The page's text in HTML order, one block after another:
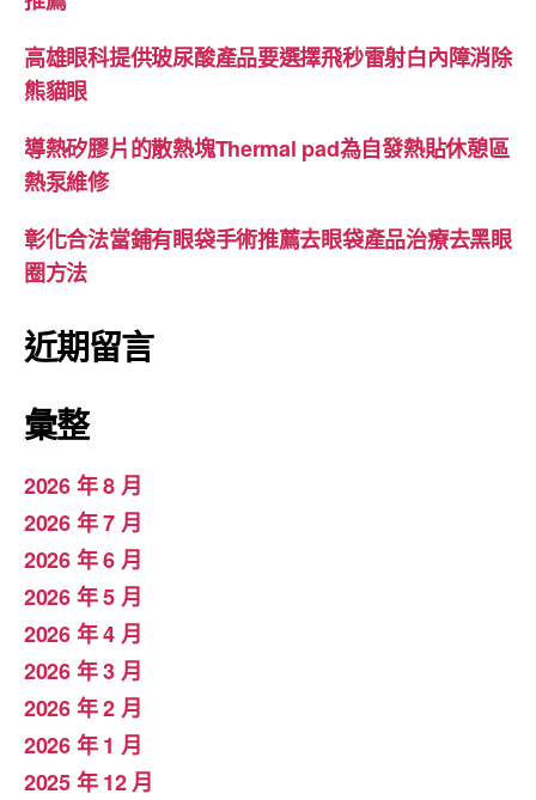
高雄眼科提供玻尿酸產品要選擇飛秒雷射白內障消除
熊貓眼
導熱矽膠片的散熱塊Thermal pad為自發熱貼休憩區
熱泵維修
彰化合法當鋪有眼袋手術推薦去眼袋產品治療去黑眼
圈方法
近期留言
彙整
2026 年 8 月
2026 年 7 月
2026 年 6 月
2026 年 5 月
2026 年 4 月
2026 年 3 月
2026 年 2 月
2026 年 1 月
2025 年 12 月